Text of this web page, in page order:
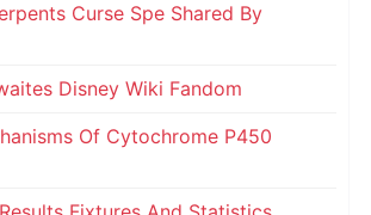
Curse Spe Shared By
Disney Wiki Fandom
Of Cytochrome P450